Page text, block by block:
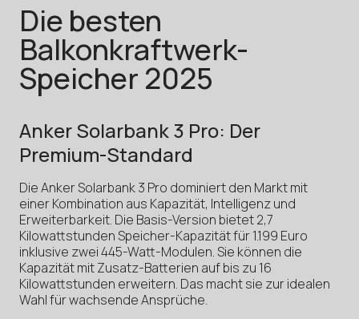
Die besten
Balkonkraftwerk-
Speicher 2025
Anker Solarbank 3 Pro: Der
Premium-Standard
Die Anker Solarbank 3 Pro dominiert den Markt mit
einer Kombination aus Kapazität, Intelligenz und
Erweiterbarkeit. Die Basis-Version bietet 2,7
Kilowattstunden Speicher-Kapazität für 1.199 Euro
inklusive zwei 445-Watt-Modulen. Sie können die
Kapazität mit Zusatz-Batterien auf bis zu 16
Kilowattstunden erweitern. Das macht sie zur idealen
Wahl für wachsende Ansprüche.